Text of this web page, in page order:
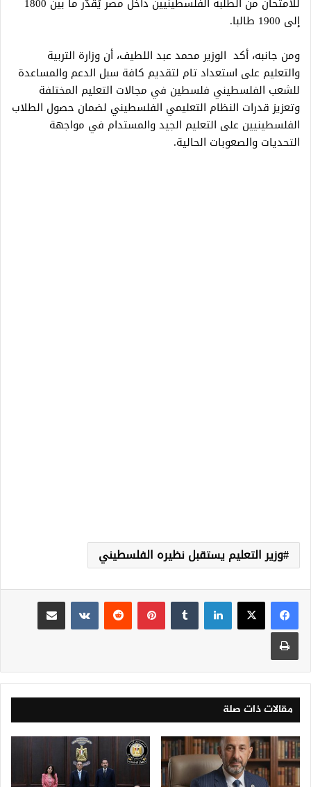
إلى 1900 طالبا.
ومن جانبه، أكد الوزير محمد عبد اللطيف، أن وزارة التربية
والتعليم على استعداد تام لتقديم كافة سبل الدعم والمساعدة
للشعب الفلسطيني فلسطين في مجالات التعليم المختلفة
وتعزيز قدرات النظام التعليمي الفلسطيني لضمان حصول الطلاب
الفلسطينيين على التعليم الجيد والمستدام في مواجهة
التحديات والصعوبات الحالية.
وزير التعليم يستقبل نظيره الفلسطيني
لينكدإن بينتيريست
مقالات ذات صلة